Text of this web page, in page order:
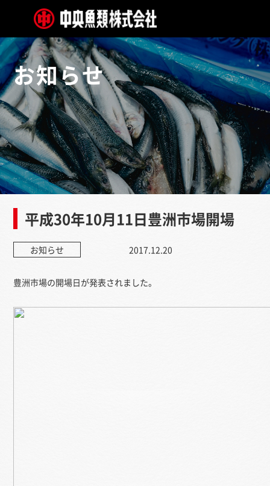
お知らせ
平成30年10月11日豊洲市場開場
お知らせ 2017.12.20
豊洲市場の開場日が発表されました。